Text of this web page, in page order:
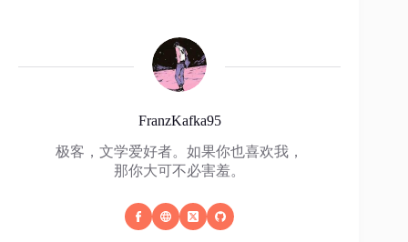
FranzKafka95
极客，文学爱好者。如果你也喜欢我，
那你大可不必害羞。